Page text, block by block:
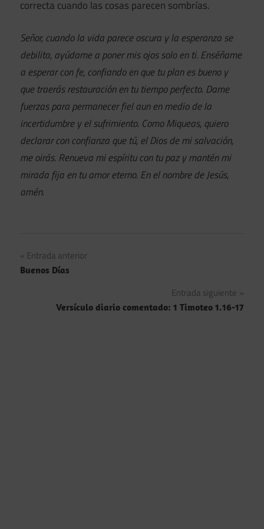
correcta cuando las cosas parecen sombrías.
Señor, cuando la vida parece oscura y la esperanza se
debilita, ayúdame a poner mis ojos solo en ti. Enséñame
a esperar con fe, confiando en que tu plan es bueno y
que traerás restauración en tu tiempo perfecto. Dame
fuerzas para permanecer fiel aun en medio de la
incertidumbre y el sufrimiento. Como Miqueas, quiero
declarar con confianza que tú, el Dios de mi salvación,
me oirás. Renueva mi espíritu con tu paz y mantén mi
mirada fija en tu amor eterno. En el nombre de Jesús,
amén.
Navegación
de
entradas
Entrada anterior
Buenos Días
Entrada siguiente
Versículo diario comentado: 1 Timoteo 1.16-17